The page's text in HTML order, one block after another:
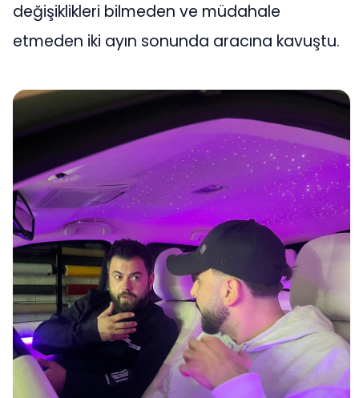
değişiklikleri bilmeden ve müdahale
etmeden iki ayın sonunda aracına kavuştu.